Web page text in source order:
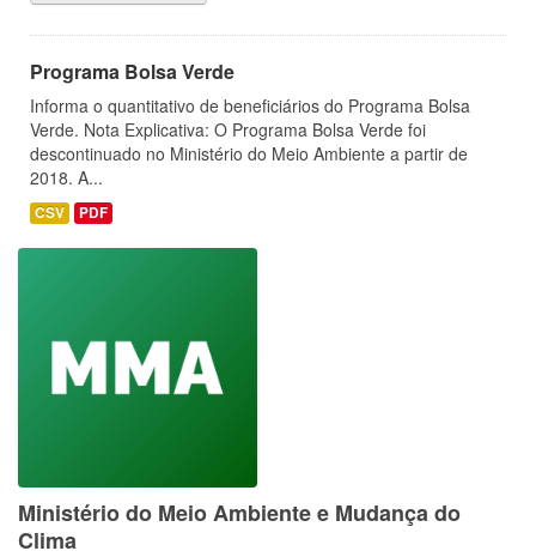
Programa Bolsa Verde
Informa o quantitativo de beneficiários do Programa Bolsa
Verde. Nota Explicativa: O Programa Bolsa Verde foi
descontinuado no Ministério do Meio Ambiente a partir de
2018. A...
CSV PDF
Ministério do Meio Ambiente e Mudança do
Clima